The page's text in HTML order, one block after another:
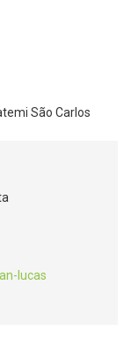
São Carlos
lucas